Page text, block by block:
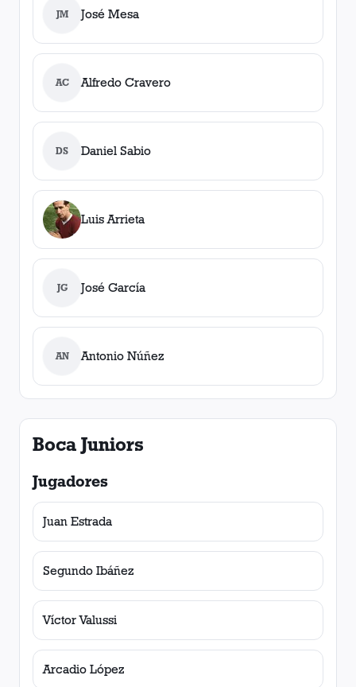
JM José Mesa
AC Alfredo Cravero
DS Daniel Sabio
Luis Arrieta
JG José García
AN Antonio Núñez
Boca Juniors
Jugadores
Juan Estrada
Segundo Ibáñez
Víctor Valussi
Arcadio López